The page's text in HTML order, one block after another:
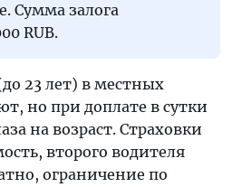
Сумма залога
RUB.
23 лет) в местных
но при доплате в сутки
на возраст. Страховки
второго водителя
ограничение по